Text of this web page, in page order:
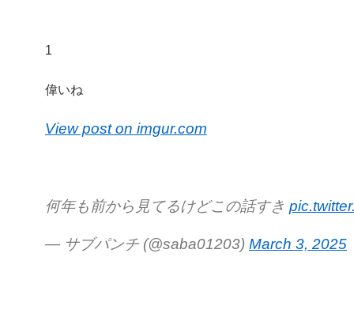
1
偉いね
View post on imgur.com
何年も前から見てるけどこの話すき
— サブパンチ (@saba01203) March 3, 2025